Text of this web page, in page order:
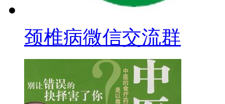
颈椎病微信交流群